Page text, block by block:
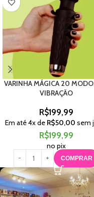
VARINHA MÁGICA 20
VIBRAÇÃO
R$199,99
Em até4x de R$50,00 sem
R$199,99
no pix
COMPRAR